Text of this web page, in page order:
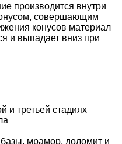
производится внутри
совершающим
конусов материал
и выпадает вниз при
и третьей стадиях
мрамор, доломит и